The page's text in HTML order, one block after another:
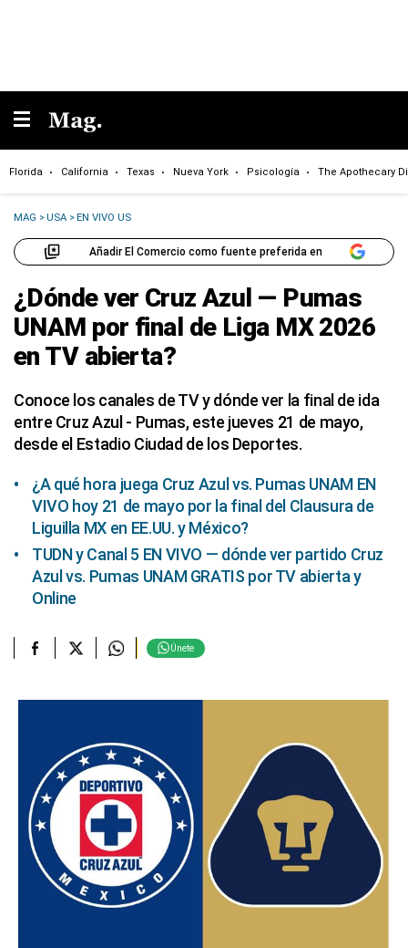
Florida California Texas Nueva York Psicología The Apothecary
MAG >USA >EN VIVO US
Añadir El Comercio como fuente preferida en
¿Dónde ver Cruz Azul — Pumas
UNAM por final de Liga MX 2026
en TV abierta?
Conoce los canales de TV y dónde ver la final de ida
entre Cruz Azul - Pumas, este jueves 21 de mayo,
desde el Estadio Ciudad de los Deportes.
¿A qué hora juega Cruz Azul vs. Pumas UNAM EN
VIVO hoy 21 de mayo por la final del Clausura de
Liguilla MX en EE.UU. y México?
TUDN y Canal 5 EN VIVO — dónde ver partido Cruz
Azul vs. Pumas UNAM GRATIS por TV abierta y
Online
Únete